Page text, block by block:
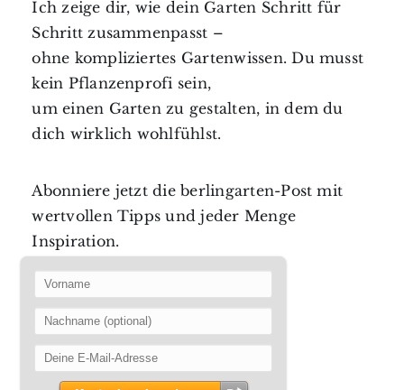
Ich zeige dir, wie dein Garten Schritt für
Schritt zusammenpasst –
ohne kompliziertes Gartenwissen. Du musst
kein Pflanzenprofi sein,
um einen Garten zu gestalten, in dem du
dich wirklich wohlfühlst.
Abonniere jetzt die berlingarten-Post mit
wertvollen Tipps und jeder Menge
Inspiration.